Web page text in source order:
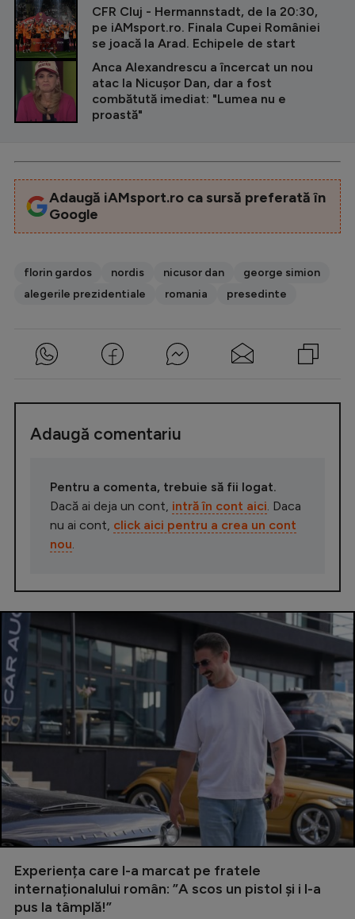
CFR Cluj - Hermannstadt, de la 20:30,
pe iAMsport.ro. Finala Cupei României
se joacă la Arad. Echipele de start
Anca Alexandrescu a încercat un nou
atac la Nicuşor Dan, dar a fost
combătută imediat: "Lumea nu e
proastă"
Adaugă iAMsport.ro ca sursă preferată în
Google
florin gardos nordis nicusor dan
george simion
alegerile prezidentiale
romania presedinte
Adaugă comentariu
Pentru a comenta, trebuie să fii logat.
Dacă ai deja un cont, intră în cont aici . Daca
nu ai cont, click aici pentru a crea un cont
nou
Experiența care l-a marcat pe fratele
internaționalului român: ”A scos un pistol și i l-a
pus la tâmplă!”